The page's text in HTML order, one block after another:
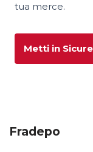
tua merce.
Metti in
Fradepo